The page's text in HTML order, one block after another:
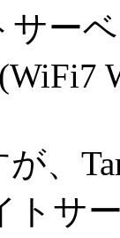
ー
(WiFi7
、
トサ